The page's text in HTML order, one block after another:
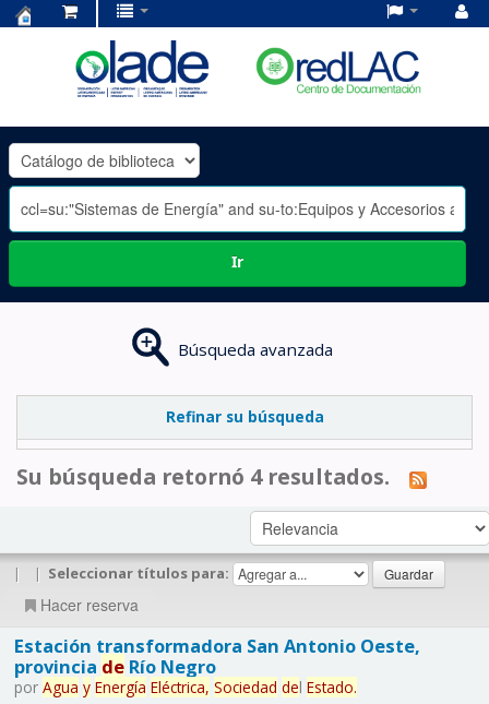
OLADE
-
Ir
Búsqueda avanzada
Refinar su búsqueda
Su búsqueda retornó 4 resultados.
| | Seleccionar títulos para:
Hacer reserva
Estación transformadora San Antonio Oeste,
provincia deRío Negro
por Agua y Energía Eléctrica, Sociedad del Estado.